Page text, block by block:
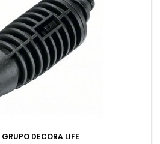
GRUPO DECORA LIFE